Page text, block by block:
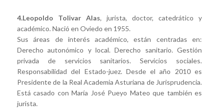
4.Leopoldo Tolivar Alas, jurista, doctor, catedrático y
académico. Nació en Oviedo en 1955.
Sus áreas de interés académico, están centradas en:
Derecho autonómico y local. Derecho sanitario. Gestión
privada de servicios sanitarios. Servicios sociales.
Responsabilidad del Estado-juez. Desde el año 2010 es
Presidente de la Real Academia Asturiana de Jurisprudencia.
Está casado con María José Pueyo Mateo que también es
jurista.